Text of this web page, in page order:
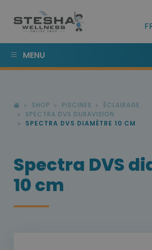
MENU
SHOP PISCINES
ÉCLAIRAGE
SPECTRA DVS DURAVISION
SPECTRA DVS DIAMÈTRE 10 CM
Spectra DVS
10 cm